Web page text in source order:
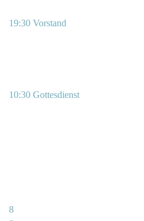
19:30 Vorstand
10:30 Gottesdienst
8